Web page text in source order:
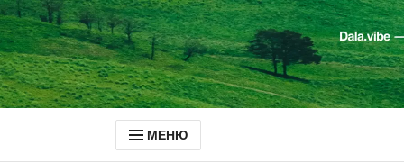
МЕНЮ